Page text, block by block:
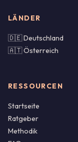
LÄNDER
🇩🇪 Deutschland
🇦🇹 Österreich
RESSOURCEN
Startseite
Ratgeber
Methodik